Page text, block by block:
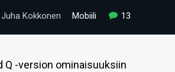
Juha Kokkonen Mobiili 13
Q -version ominaisuuksiin